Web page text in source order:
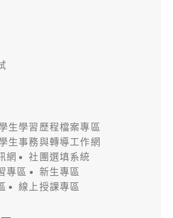
生學習歷程檔案專區
生事務與轉導工作網
網
社團選填系統
專區
新生專區
線上授課專區